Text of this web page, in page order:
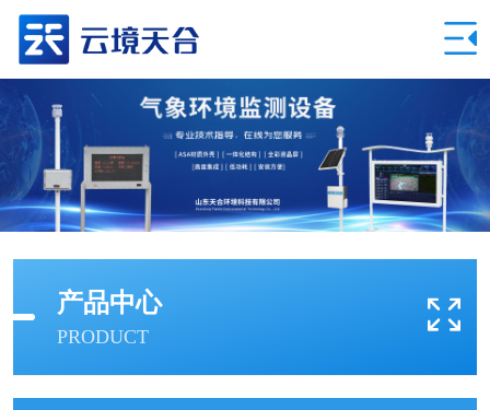
产品中心
PRODUCT